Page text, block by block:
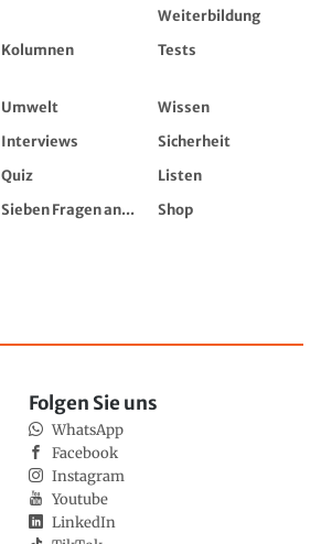
Weiterbildung
Kolumnen Tests
Umwelt
Wissen
Interviews
Sicherheit
Quiz
Listen
Sieben Fragen an...
Shop
Folgen Sie uns
WhatsApp
Facebook
Instagram
Youtube
LinkedIn